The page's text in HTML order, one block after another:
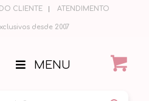
CLIENTE ATENDIMENTO
desde 2007
MENU